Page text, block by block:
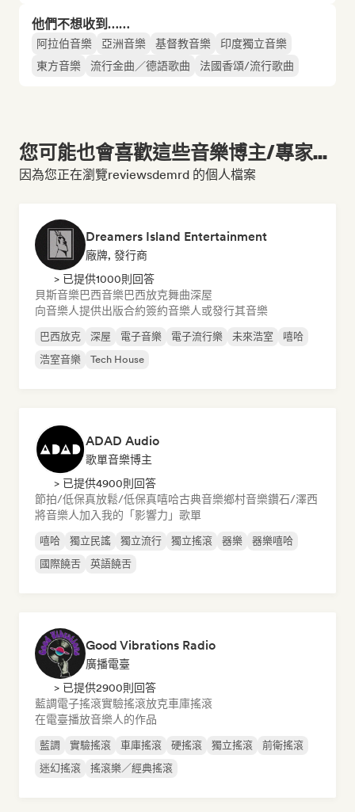
他們不想收到……
阿拉伯音樂 亞洲音樂 基督教音樂
印度獨立音樂
東方音樂
流行金曲／德語歌曲 法國香頌/流行歌曲
您可能也會喜歡這些音樂博主/專家...
因為您正在瀏覽reviewsdemrd 的個人檔案
Dreamers Island Entertainment
廠牌, 發行商
> 已提供1000則回答
貝斯音樂巴西音樂巴西放克舞曲深屋
向音樂人提供出版合約簽約音樂人或發行其音樂
巴西放克 深屋 電子音樂 電子流行樂 未來浩室
嘻哈
浩室音樂
Tech House
ADAD Audio
歌單音樂博主
> 已提供4900則回答
節拍/低保真放鬆/低保真嘻哈古典音樂鄉村音樂鑽石/澤西
將音樂人加入我的「影響力」歌單
嘻哈 獨立民謠 獨立流行 獨立搖滾 器樂
器樂嘻哈
國際饒舌
英語饒舌
Good Vibrations Radio
廣播電臺
> 已提供2900則回答
藍調電子搖滾實驗搖滾放克車庫搖滾
在電臺播放音樂人的作品
藍調 實驗搖滾 車庫搖滾 硬搖滾 獨立搖滾
前衛搖滾
迷幻搖滾
搖滾樂／經典搖滾